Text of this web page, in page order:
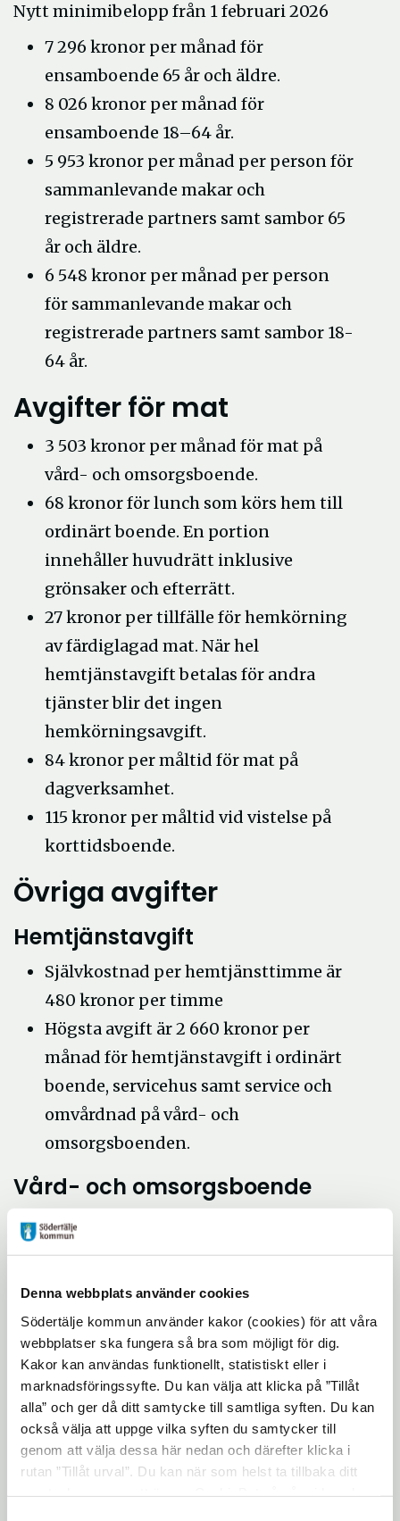
Denna webbplats använder cookies
Södertälje kommun använder kakor (cookies) för att våra
webbplatser ska fungera så bra som möjligt för dig.
Kakor kan användas funktionellt, statistiskt eller i
marknadsföringssyfte. Du kan välja att klicka på ”Tillåt
alla” och ger då ditt samtycke till samtliga syften. Du kan
också välja att uppge vilka syften du samtycker till
genom att välja dessa här nedan och därefter klicka i
rutan ”Tillåt urval”. Du kan när som helst ta tillbaka ditt
Nytt minimibelopp från 1 februari 2026
7 296 kronor per månad för
ensamboende 65 år och äldre.
8 026 kronor per månad för
ensamboende 18–64 år.
5 953 kronor per månad per person för
sammanlevande makar och
registrerade partners samt sambor 65
år och äldre.
6 548 kronor per månad per person
för sammanlevande makar och
registrerade partners samt sambor 18-
64 år.
Avgifter för mat
3 503 kronor per månad för mat på
vård- och omsorgsboende.
68 kronor för lunch som körs hem till
ordinärt boende. En portion
innehåller huvudrätt inklusive
grönsaker och efterrätt.
27 kronor per tillfälle för hemkörning
av färdiglagad mat. När hel
hemtjänstavgift betalas för andra
tjänster blir det ingen
hemkörningsavgift.
84 kronor per måltid för mat på
dagverksamhet.
115 kronor per måltid vid vistelse på
korttidsboende.
Övriga avgifter
Hemtjänstavgift
Självkostnad per hemtjänsttimme är
480 kronor per timme
Högsta avgift är 2 660 kronor per
månad för hemtjänstavgift i ordinärt
boende, servicehus samt service och
omvårdnad på vård- och
omsorgsboenden.
Vård- och omsorgsboende
Hyra tillkommer på både interna och
externa vård- och omsorgsboenden.
av hyreslagen är högsta avgiften 2 732
kronor per månad.
Omsorgsavgiften är 2 660 kronor per
månad. Om man vid inflyttningen får
dubbla boendekostnader kan
omsorgsavgiften reduceras i max tre
månader. Detta styrs av